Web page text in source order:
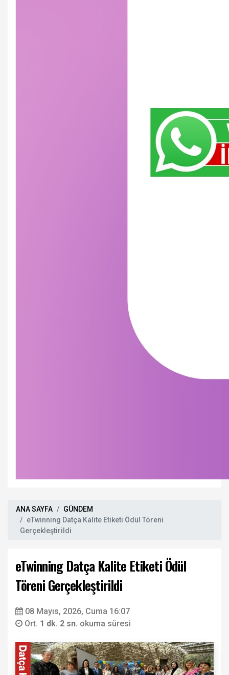
ANA SAYFA
GÜNDEM
eTwinning Datça Kalite Etiketi Ödül Töreni
Gerçekleştirildi
eTwinning Datça Kalite Etiketi Ödül
Töreni Gerçekleştirildi
08 Mayıs, 2026, Cuma 16:07
Ort. 1 dk. 2 sn. okuma süresi